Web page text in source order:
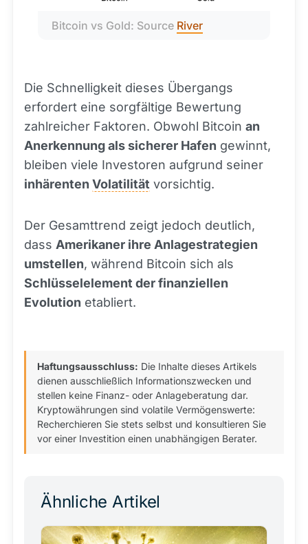
Bitcoin vs Gold: Source River
Die Schnelligkeit dieses Übergangs
erfordert eine sorgfältige Bewertung
zahlreicher Faktoren. Obwohl Bitcoin an
Anerkennung als sicherer Hafen gewinnt,
bleiben viele Investoren aufgrund seiner
inhärenten Volatilität vorsichtig.
Der Gesamttrend zeigt jedoch deutlich,
dass Amerikaner ihre Anlagestrategien
umstellen, während Bitcoin sich als
Schlüsselelement der finanziellen
Evolution etabliert.
Haftungsausschluss: Die Inhalte dieses Artikels
dienen ausschließlich Informationszwecken und
stellen keine Finanz- oder Anlageberatung dar.
Kryptowährungen sind volatile Vermögenswerte:
Recherchieren Sie stets selbst und konsultieren Sie
vor einer Investition einen unabhängigen Berater.
Ähnliche Artikel